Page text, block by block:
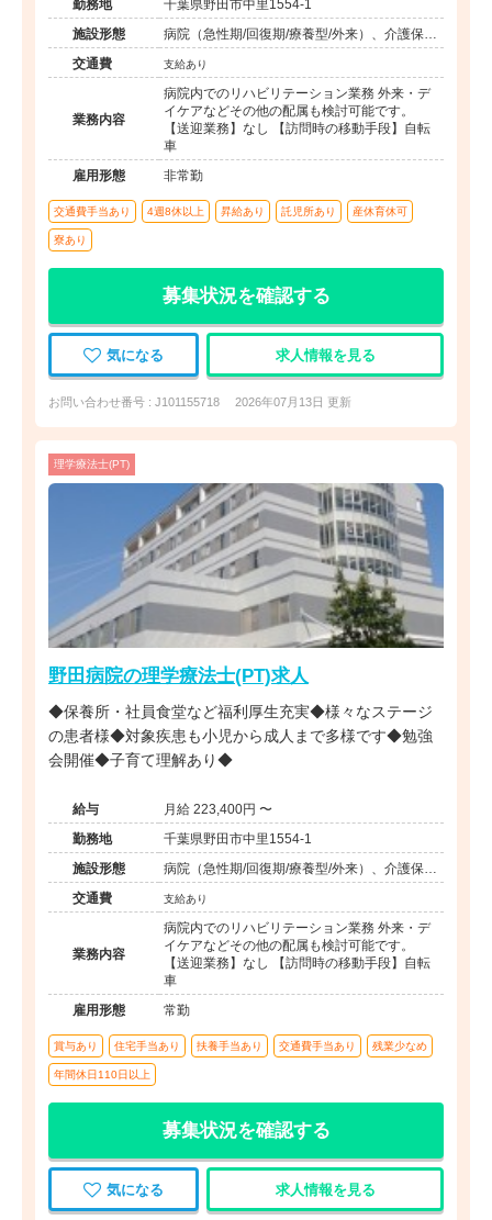
勤務地
千葉県野田市中里1554-1
施設形態
病院（急性期/回復期/療養型/外来）、介護保険
関連施設（デイケア/訪問看護・リハ）
交通費 支給あり
業務内容
病院内でのリハビリテーション業務 外来・デ
イケアなどその他の配属も検討可能です。
【送迎業務】なし 【訪問時の移動手段】自転
車
雇用形態
非常勤
交通費手当あり 4週8休以上 昇給あり 託児所あり 産休育休可
寮あり
募集状況を確認する
気になる 求人情報を見る
お問い合わせ番号 : J101155718 2026年07月13日 更新
理学療法士(PT)
野田病院の理学療法士(PT)求人
◆保養所・社員食堂など福利厚生充実◆様々なステージ
の患者様◆対象疾患も小児から成人まで多様です◆勉強
会開催◆子育て理解あり◆
給与
月給 223,400円 〜
勤務地
千葉県野田市中里1554-1
施設形態
病院（急性期/回復期/療養型/外来）、介護保険
関連施設（デイケア/訪問看護・リハ）
交通費 支給あり
業務内容
病院内でのリハビリテーション業務 外来・デ
イケアなどその他の配属も検討可能です。
【送迎業務】なし 【訪問時の移動手段】自転
車
雇用形態
常勤
賞与あり 住宅手当あり 扶養手当あり 交通費手当あり 残業少なめ
年間休日110日以上
募集状況を確認する
気になる 求人情報を見る